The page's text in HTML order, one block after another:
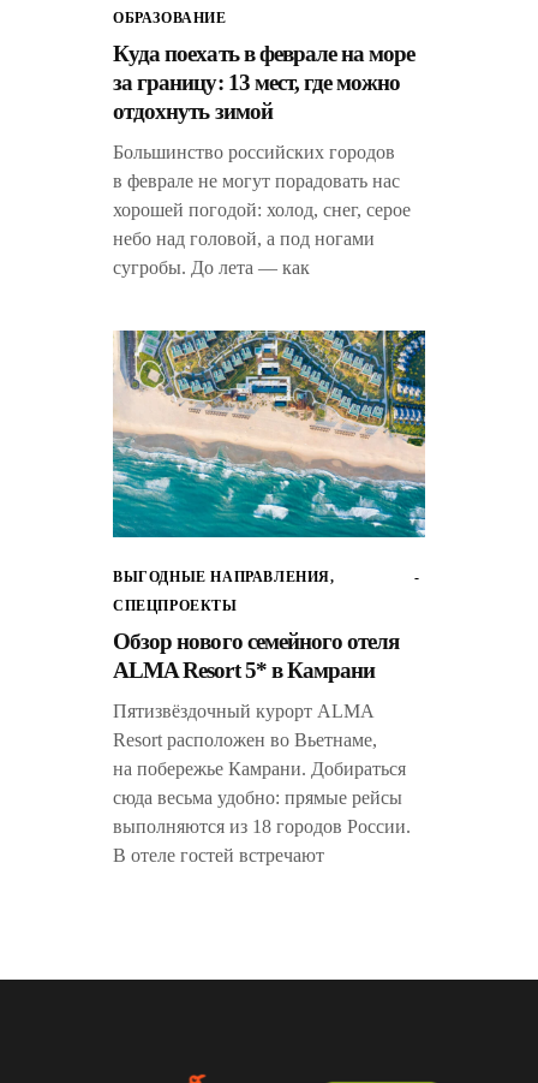
ОБРАЗОВАНИЕ
Куда поехать в феврале на море
за границу: 13 мест, где можно
отдохнуть зимой
Большинство российских городов
в феврале не могут порадовать нас
хорошей погодой: холод, снег, серое
небо над головой, а под ногами
сугробы. До лета — как
ВЫГОДНЫЕ НАПРАВЛЕНИЯ,
СПЕЦПРОЕКТЫ
Обзор нового семейного отеля
ALMA Resort 5* в Камрани
Пятизвёздочный курорт ALMA
Resort расположен во Вьетнаме,
на побережье Камрани. Добираться
сюда весьма удобно: прямые рейсы
выполняются из 18 городов России.
В отеле гостей встречают